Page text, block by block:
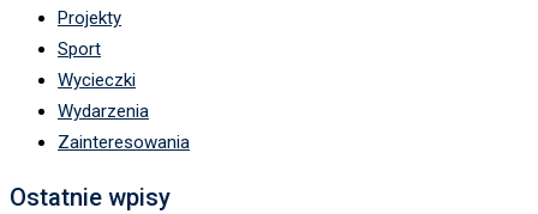
Projekty
Sport
Wycieczki
Wydarzenia
Zainteresowania
Ostatnie wpisy